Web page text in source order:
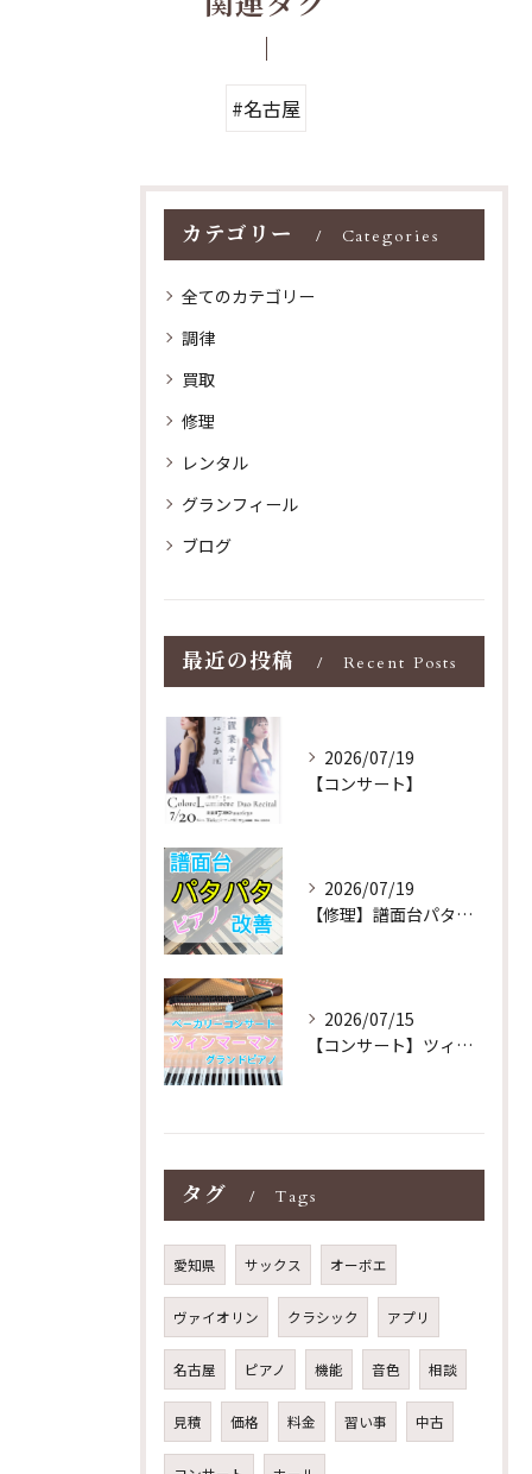
#名古屋
カテゴリー Categories
全てのカテゴリー
調律
買取
修理
レンタル
グランフィール
ブログ
最近の投稿 Recent Posts
2026/07/19
【コンサート】
2026/07/19
【修理】譜面台パタパタを改善！ストレス解消！
2026/07/15
【コンサート】ツィンマーマンのグランドピアノ♪木目猫足グラン...
タグ Tags
愛知県 サックス オーボエ
ヴァイオリン クラシック アプリ
名古屋 ピアノ 機能 音色 相談
見積 価格 料金 習い事 中古